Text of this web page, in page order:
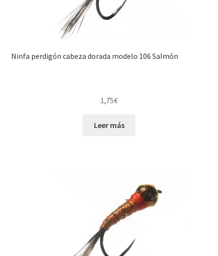
Ninfa perdigón cabeza dorada modelo 106 Salmón
1,75€
Leer más